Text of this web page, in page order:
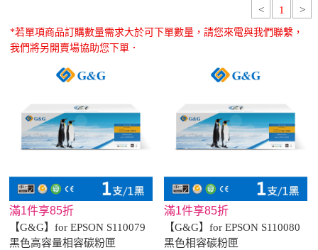
< 1 >
*若單項商品訂購數量需求大於可下單數量，請您來電與我們聯繫，
我們將另開賣場協助您下單．
滿1件享85折
【G&G】for EPSON S110079
黑色高容量相容碳粉匣
滿1件享85折
【G&G】for EPSON S110080
黑色相容碳粉匣